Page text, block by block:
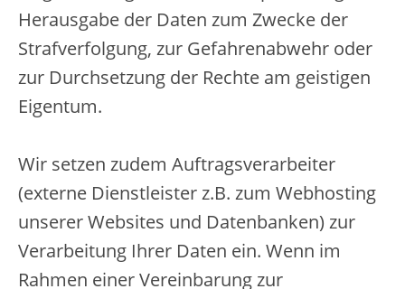
Herausgabe der Daten zum Zwecke der
Strafverfolgung, zur Gefahrenabwehr oder
zur Durchsetzung der Rechte am geistigen
Eigentum.
Wir setzen zudem Auftragsverarbeiter
(externe Dienstleister z.B. zum Webhosting
unserer Websites und Datenbanken) zur
Verarbeitung Ihrer Daten ein. Wenn im
Rahmen einer Vereinbarung zur